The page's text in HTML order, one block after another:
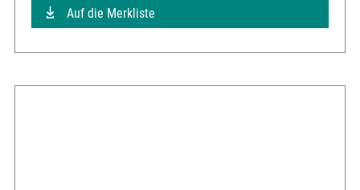
Auf die Merkliste